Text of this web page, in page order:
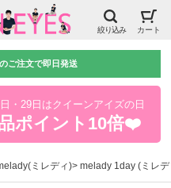
絞り込み カート
ご注文で即日発送
・29日はクイーンアイズの日
ポイント10倍❤️
ミレディ) melady 1day (ミレ